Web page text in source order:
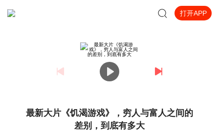
打开APP
最新大片《饥渴游戏》，穷人与富人之间的
差别，到底有多大